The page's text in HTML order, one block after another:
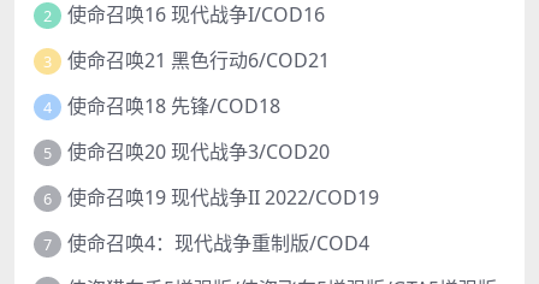
2 使命召唤16 现代战争I/COD16
3 使命召唤21 黑色行动6/COD21
4 使命召唤18 先锋/COD18
5 使命召唤20 现代战争3/COD20
6 使命召唤19 现代战争II 2022/COD19
7 使命召唤4：现代战争重制版/COD4